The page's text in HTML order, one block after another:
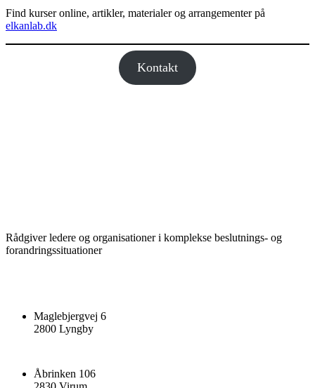
Find kurser online, artikler, materialer og arrangementer på
elkanlab.dk
Kontakt
Rådgiver ledere og organisationer i komplekse beslutnings- og
forandringssituationer
Maglebjergvej 6
2800 Lyngby
Åbrinken 106